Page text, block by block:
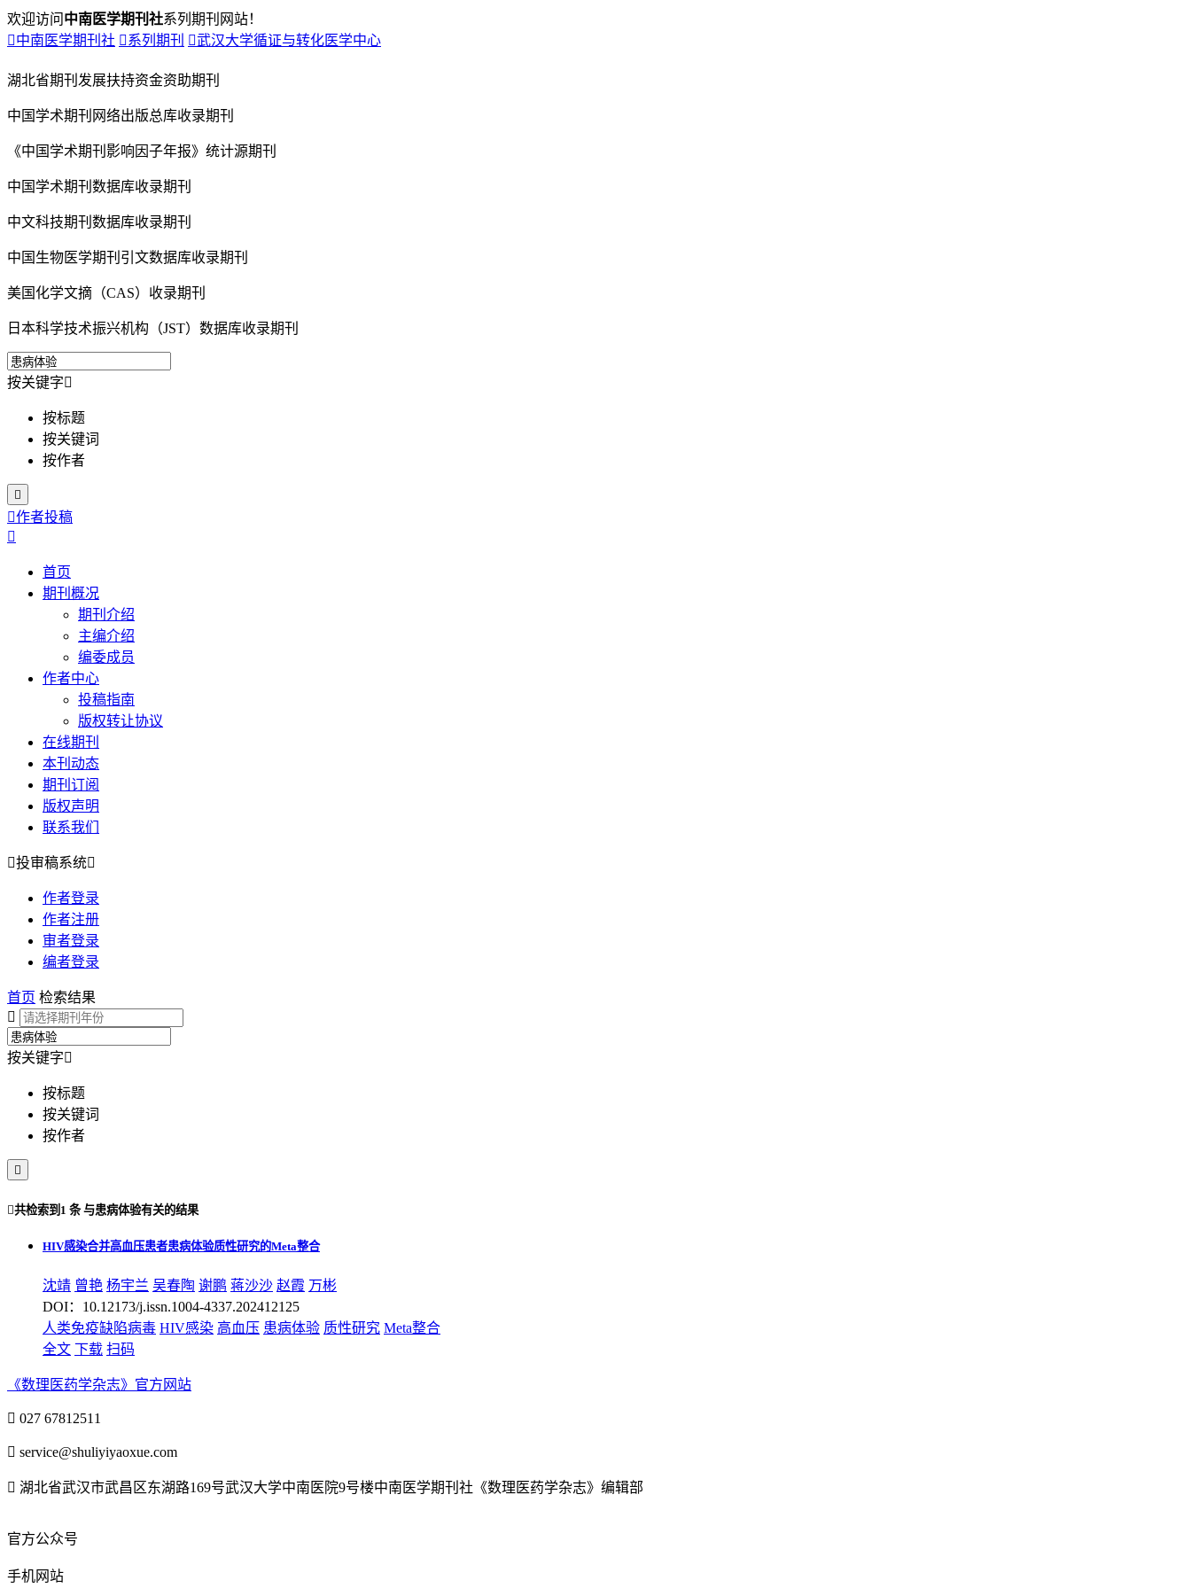
欢迎访问 中南医学期刊社系列期刊网站！
中南医学期刊社 系列期刊 武汉大学循证与转化医学中心
湖北省期刊发展扶持资金资助期刊
中国学术期刊网络出版总库收录期刊
《中国学术期刊影响因子年报》统计源期刊
中国学术期刊数据库收录期刊
中文科技期刊数据库收录期刊
中国生物医学期刊引文数据库收录期刊
美国化学文摘（CAS）收录期刊
日本科学技术振兴机构（JST）数据库收录期刊
按关键字
按标题
按关键词
按作者

作者投稿

首页
期刊概况
期刊介绍
主编介绍
编委成员
作者中心
投稿指南
版权转让协议
在线期刊
本刊动态
期刊订阅
版权声明
联系我们
投审稿系统
作者登录
作者注册
审者登录
编者登录
首页 检索结果

按关键字
按标题
按关键词
按作者

共检索到 1 条与患病体验有关的结果
HIV感染合并高血压患者患病体验质性研究的Meta整合
沈靖 曾艳 杨宇兰 吴春陶 谢鹏 蒋沙沙 赵霞 万彬
DOI：10.12173/j.issn.1004-4337.202412125
人类免疫缺陷病毒 HIV感染 高血压 患病体验 质性研究 Meta整合
全文 下载 扫码
《数理医药学杂志》官方网站
 027 67812511
 service@shuliyiyaoxue.com
 湖北省武汉市武昌区东湖路169号武汉大学中南医院9号楼中南医学期刊社《数理医药学杂志》编辑部
官方公众号
手机网站